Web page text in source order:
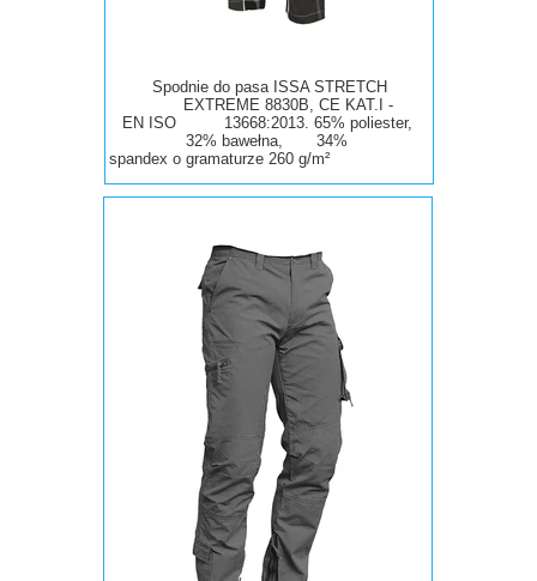
Spodnie do pasa ISSA STRETCH
EXTREME 8830B, CE KAT.I -
EN ISO 13668:2013. 65% poliester,
32% bawełna, 34%
spandex o gramaturze 260 g/m²